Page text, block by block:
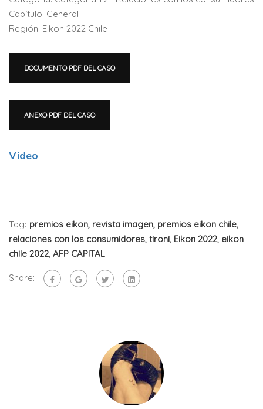
Capítulo: General
Región: Eikon 2022 Chile
DOCUMENTO PDF DEL CASO
ANEXO PDF DEL CASO
Video
Tag: premios eikon, revista imagen, premios eikon chile,
relaciones con los consumidores, tironi, Eikon 2022, eikon
chile 2022, AFP CAPITAL
Share: